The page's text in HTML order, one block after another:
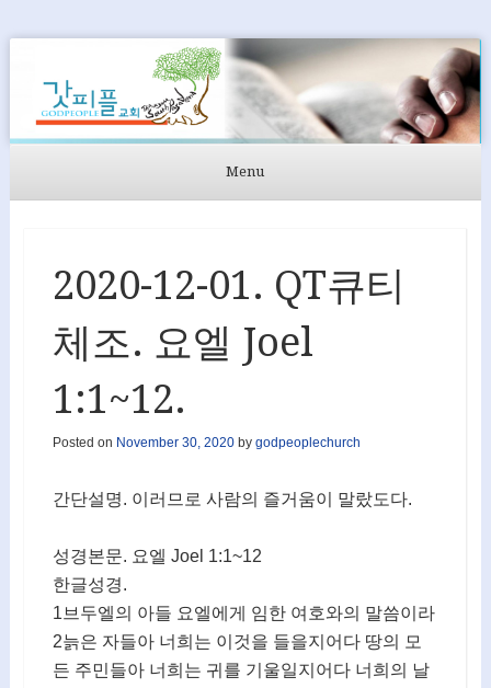
GODPEOPLE
머무르는 곳에서 아굴라와 브리스길라처럼 GODPEOPLE을
Menu
2020-12-01. QT큐티
체조. 요엘 Joel
1:1~12.
Posted on November 30, 2020by godpeoplechurch
간단설명. 이러므로 사람의 즐거움이 말랐도다.
성경본문. 요엘 Joel 1:1~12
한글성경.
1브두엘의 아들 요엘에게 임한 여호와의 말씀이라
2늙은 자들아 너희는 이것을 들을지어다 땅의 모
든 주민들아 너희는 귀를 기울일지어다 너희의 날